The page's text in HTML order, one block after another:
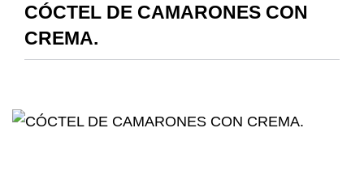
CÓCTEL DE CAMARONES CON
CREMA.